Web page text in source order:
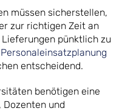
müssen sicherstellen,
zur richtigen Zeit an
pünktlich zu
Personaleinsatzplanung
entscheidend.
benötigen eine
und